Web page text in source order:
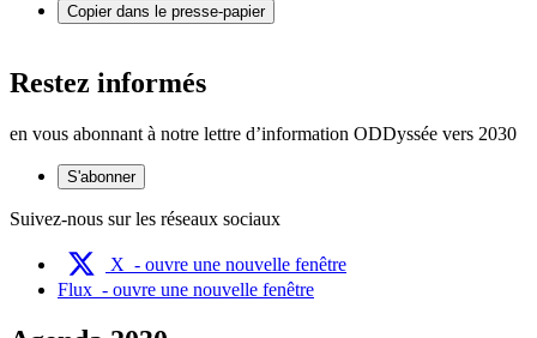
Copier dans le presse-papier
Restez informés
en vous abonnant à notre lettre d’information ODDyssée vers 2030
S'abonner
Suivez-nous sur les réseaux sociaux
X - ouvre une nouvelle fenêtre
Flux - ouvre une nouvelle fenêtre